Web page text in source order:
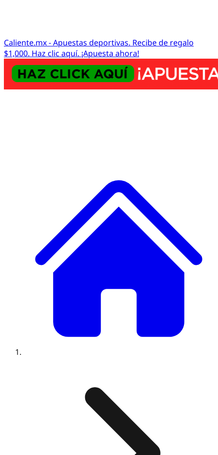
Caliente.mx - Apuestas deportivas. Recibe de regalo
$1,000. Haz clic aquí. ¡Apuesta ahora!